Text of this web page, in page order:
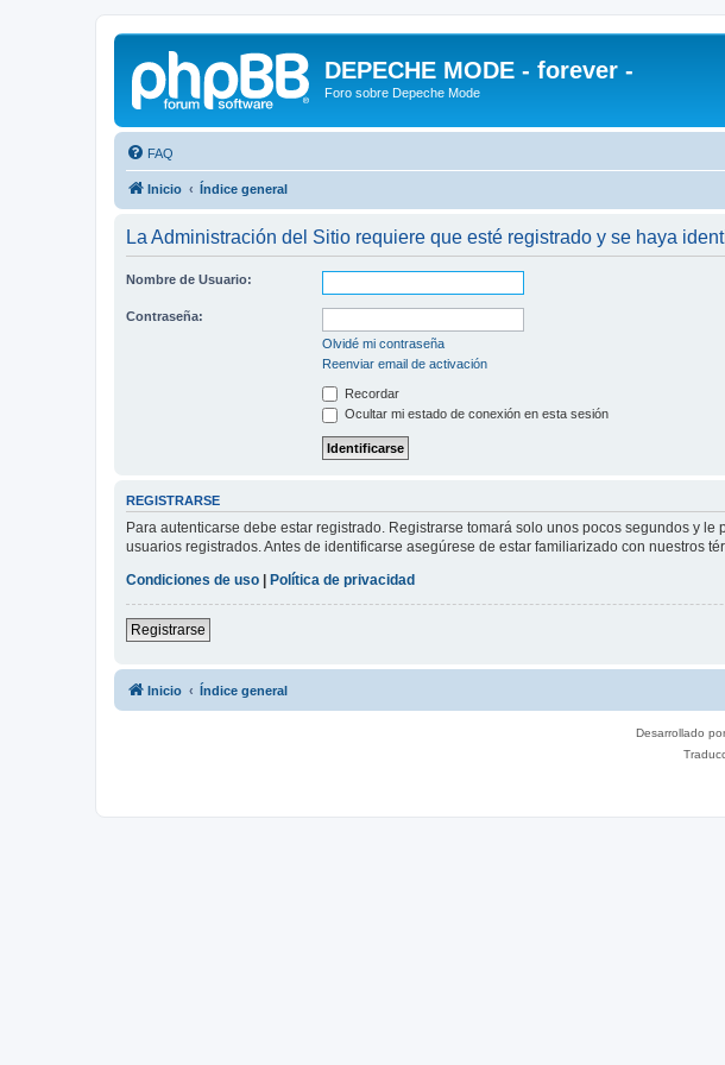
DEPECHE MODE - forever -
Foro sobre Depeche Mode
FAQ
Inicio Índice general
La Administración del Sitio requiere que esté registrado y se haya
Nombre de Usuario:
Contraseña:
Olvidé mi contraseña
Reenviar email de activación
Recordar
Ocultar mi estado de conexión en esta sesión
REGISTRARSE
Para autenticarse debe estar registrado. Registrarse tomará solo unos pocos segundos y
usuarios registrados. Antes de identificarse asegúrese de estar familiarizado con nuestros
Condiciones de uso
Política de privacidad
Registrarse
Inicio Índice general
Desarrollado